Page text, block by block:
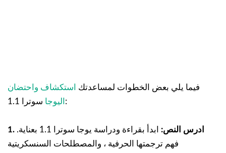
فيما يلي بعض الخطوات لمساعدتك
استكشاف واحتضان
اليوجا سوترا 1.1:
1. ادرس النص:
ابدأ بقراءة ودراسة يوجا سوترا 1.1 بعناية.
فهم ترجمتها الحرفية ، والمصطلحات السنسكريتية